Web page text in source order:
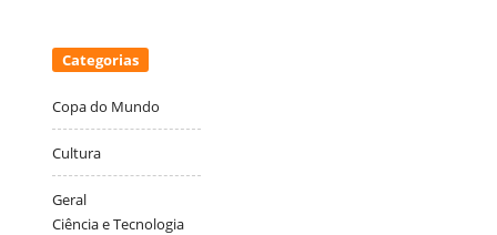
Categorias
Copa do Mundo
Cultura
Geral
Ciência e Tecnologia